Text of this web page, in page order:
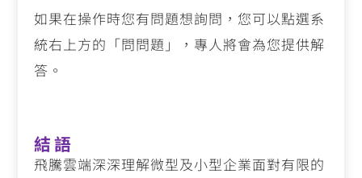
如果在操作時您有問題想詢問，您可以點選系
統右上方的「問問題」，專人將會為您提供解
答。
結語
飛騰雲端深深理解微型及小型企業面對有限的